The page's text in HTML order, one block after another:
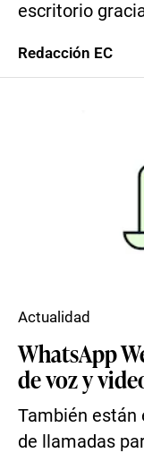
escritorio
Redacción EC
WhatsApp
de voz y
También están
de llamadas
Actualidad